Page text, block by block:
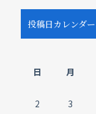
投稿日カレンダー
日
月
2
3